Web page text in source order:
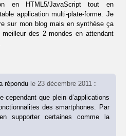
en HTML5/JavaScript tout en
application multi-plate-forme. Je
sur mon blog mais en synthèse ça
des 2 mondes en attendant
répondu le 23 décembre 2011 :
cependant que plein d’applications
des smartphones. Par
supporter certaines comme la